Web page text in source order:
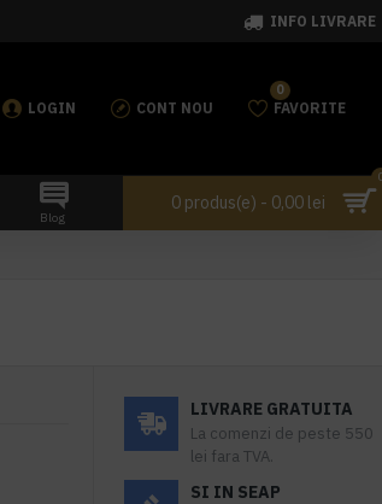
INFO LIVRARE
LOGIN CONT NOU FAVORITE
0
Blog
0 produs(e) - 0,00 lei
LIVRARE GRATUITA
La comenzi de peste 550
lei fara TVA.
SI IN SEAP